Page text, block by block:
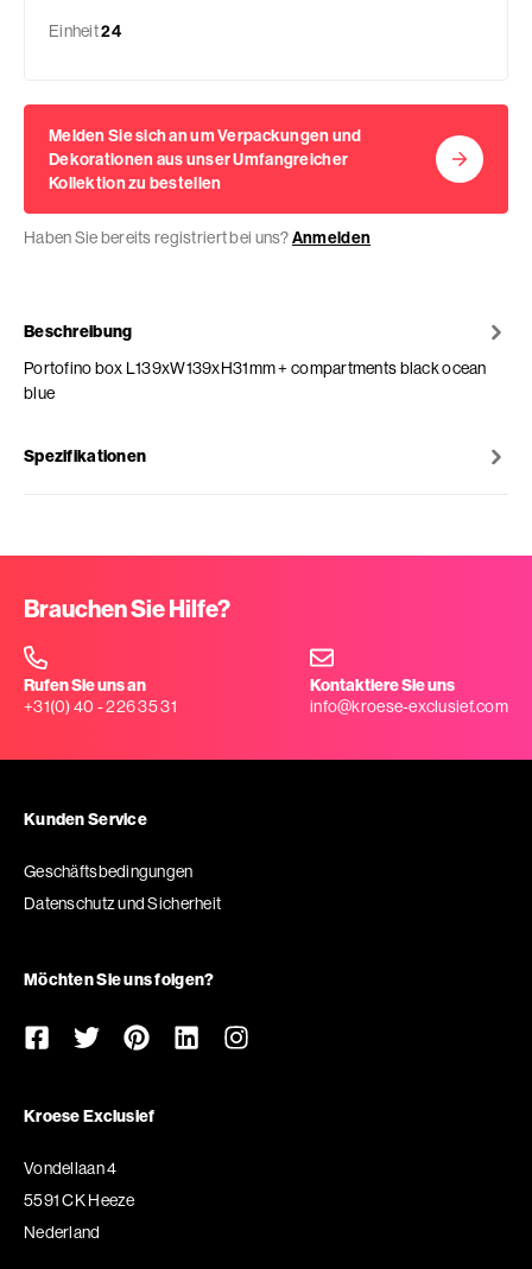
Einheit24
Melden Sie sich an um Verpackungen und
Dekorationen aus unser Umfangreicher
Kollektion zu bestellen
Haben Sie bereits registriert bei uns?Anmelden
Beschreibung
Portofino box L139xW139xH31mm + compartments black ocean
blue
Spezifikationen
Brauchen Sie Hilfe?
Rufen Sie uns an
+31(0) 40 - 226 35 31
Kontaktiere Sie uns
info@kroese-exclusief.com
Kunden Service
Geschäftsbedingungen
Datenschutz und Sicherheit
Möchten Sie uns folgen?
Kroese Exclusief
Vondellaan 4
5591 CK Heeze
Nederland